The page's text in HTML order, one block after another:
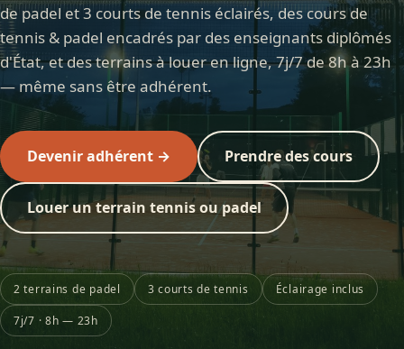
de padel et 3 courts de tennis éclairés, des cours de
tennis & padel encadrés par des enseignants diplômés
d'État, et des terrains à louer en ligne, 7j/7 de 8h à 23h
— même sans être adhérent.
Devenir adhérent → Prendre des cours
Louer un terrain tennis ou padel
2 terrains de padel 3 courts de tennis Éclairage inclus
7j/7 · 8h — 23h